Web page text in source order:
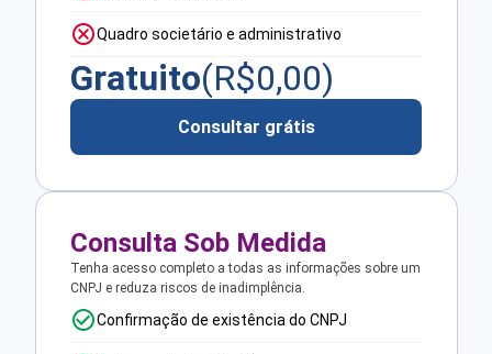
Quadro societário e administrativo
Gratuito(R$0,00)
Consultar grátis
Consulta Sob Medida
Tenha acesso completo a todas as informações sobre um
CNPJ e reduza riscos de inadimplência.
Confirmação de existência do CNPJ